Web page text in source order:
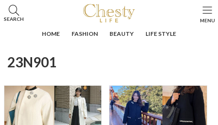
テ
プ
ゲ
動
SEARCH
HOME FASHION BEAUTY LIFE STYLE
HOME 23N901
23N901
MENU